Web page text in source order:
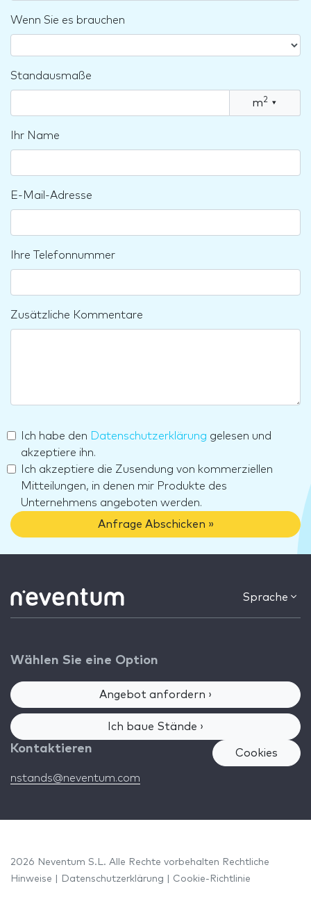
Wenn Sie es brauchen
Standausmaße
m2 ▾
Ihr Name
E-Mail-Adresse
Ihre Telefonnummer
Zusätzliche Kommentare
Ich habe den Datenschutzerklärung gelesen und
akzeptiere ihn.
Ich akzeptiere die Zusendung von kommerziellen
Mitteilungen, in denen mir Produkte des
Unternehmens angeboten werden.
Anfrage Abschicken »
Sprache
Wählen Sie eine Option
Angebot anfordern ›
Ich baue Stände ›
Kontaktieren
nstands@neventum.com
Cookies
2026 Neventum S.L. Alle Rechte vorbehalten Rechtliche
Hinweise
Datenschutzerklärung Cookie-Richtlinie